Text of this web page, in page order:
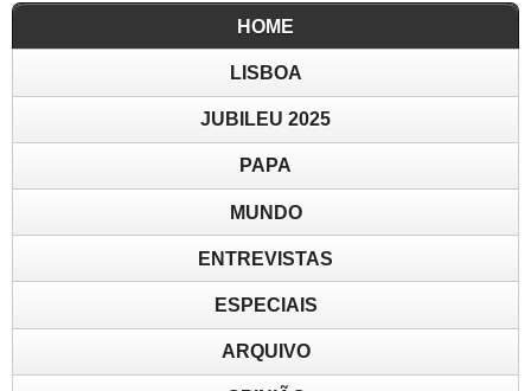
HOME
LISBOA
JUBILEU 2025
PAPA
MUNDO
ENTREVISTAS
ESPECIAIS
ARQUIVO